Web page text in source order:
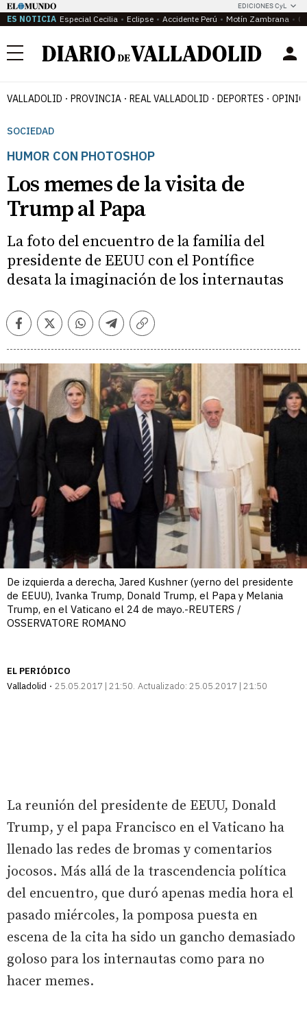
EDICIONES CyL
ES NOTICIA Especial Cecilia Eclipse Accidente Perú Motín Zambrana
Menú
VALLADOLID PROVINCIA REAL VALLADOLID DEPORTES
SOCIEDAD
HUMOR CON PHOTOSHOP
Los memes de la visita de
Trump al Papa
La foto del encuentro de la familia del
presidente de EEUU con el Pontífice
desata la imaginación de los internautas
FacebookTwitterWhatsappTelegramCopiar
De izquierda a derecha, Jared Kushner (yerno del presidente
de EEUU), Ivanka Trump, Donald Trump, el Papa y Melania
Trump, en el Vaticano el 24 de mayo.-REUTERS /
OSSERVATORE ROMANO
EL PERIÓDICO
Valladolid
25.05.2017 | 21:50 Actualizado: 25.05.2017 | 21:50
La reunión del presidente de EEUU, Donald
Trump, y el papa Francisco en el Vaticano ha
llenado las redes de bromas y comentarios
jocosos. Más allá de la trascendencia política
del encuentro, que duró apenas media hora el
pasado miércoles, la pomposa puesta en
escena de la cita ha sido un gancho demasiado
goloso para los internautas como para no
hacer memes.